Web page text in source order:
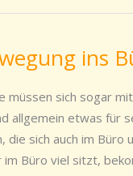
ins
sich sogar
allgemein etwas für
sich auch im Büro
im Büro viel sitzt,